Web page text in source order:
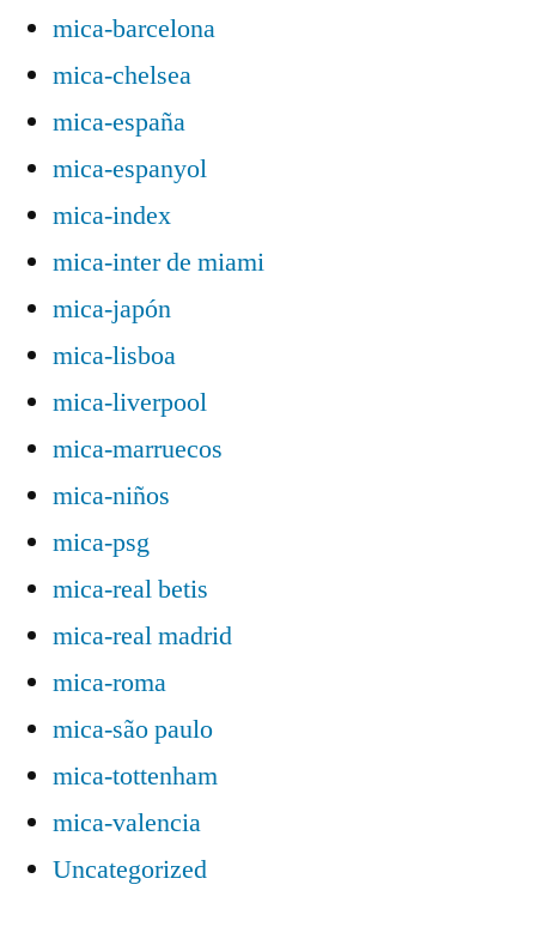
mica-barcelona
mica-chelsea
mica-españa
mica-espanyol
mica-index
mica-inter de miami
mica-japón
mica-lisboa
mica-liverpool
mica-marruecos
mica-niños
mica-psg
mica-real betis
mica-real madrid
mica-roma
mica-são paulo
mica-tottenham
mica-valencia
Uncategorized